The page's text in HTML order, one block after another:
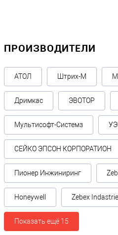
ПРОИЗВОДИТЕЛИ
АТОЛ Штрих-М
Дримкас ЭВОТОР
Мультисофт-Системз
СЕЙКО ЭПСОН КОРПОРАТИОН
Пионер Инжиниринг
Honeywell Zebex
Показать ещё 15